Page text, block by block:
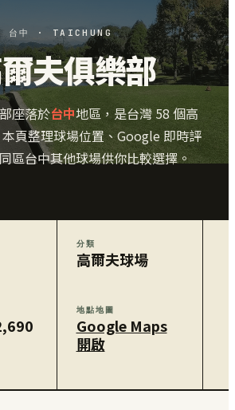
中 · TAICHUNG
夫俱樂部
座落於台中地區，是台灣 58 個高
頁整理球場位置、Google 即時評
區台中其他球場供你比較選擇。
分類
高爾夫球場
地點地圖
Google Maps
開啟